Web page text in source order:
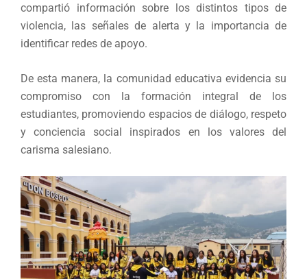
compartió información sobre los distintos tipos de
violencia, las señales de alerta y la importancia de
identificar redes de apoyo.
De esta manera, la comunidad educativa evidencia su
compromiso con la formación integral de los
estudiantes, promoviendo espacios de diálogo, respeto
y conciencia social inspirados en los valores del
carisma salesiano.